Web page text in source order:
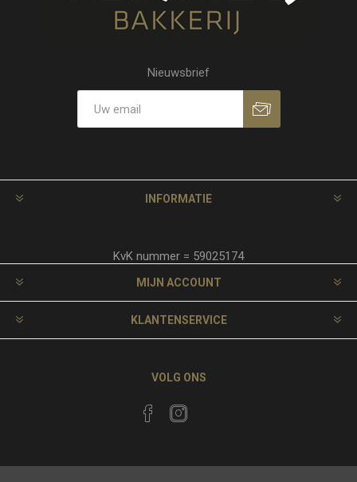
Nieuwsbrief
INFORMATIE
KvK nummer = 59025174
MIJN ACCOUNT
KLANTENSERVICE
VOLG ONS